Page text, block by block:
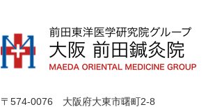
〒574-0076 大阪府大東市曙町2-8